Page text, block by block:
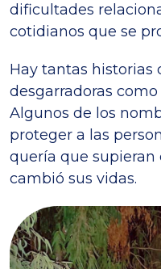
dificultades
cotidianos que se
Hay tantas
desgarradoras
Algunos de los
proteger a las
quería que supieran
cambió sus vidas.